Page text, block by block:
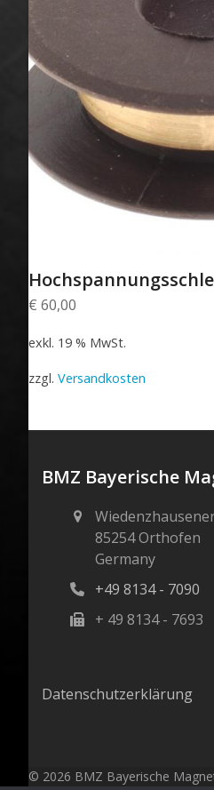
€ 60,00
exkl. 19 % MwSt.
zzgl. Versandkosten
BMZ Bayerische
85254 Orthofen
Germany
+49 8134 - 7090
+ 49 8134 - 7693
Datenschutzerklärung
© 2026 BMZ Bayerische